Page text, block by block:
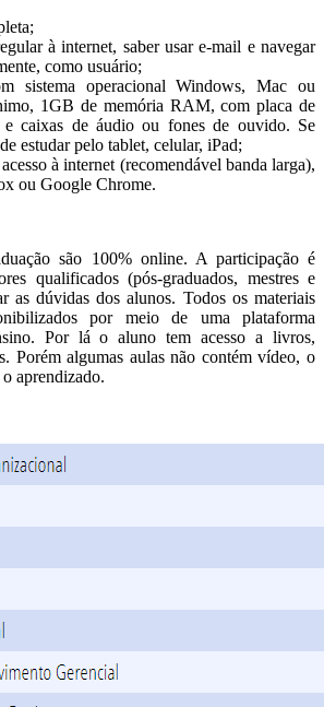
à internet, saber usar e-mail e navegar
como usuário;
sistema operacional Windows, Mac ou
1GB de memória RAM, com placa de
e caixas de áudio ou fones de ouvido. Se
estudar pelo tablet, celular, iPad;
à internet (recomendável banda larga),
ou Google Chrome.
são 100% online. A participação é
qualificados (pós-graduados, mestres e
as dúvidas dos alunos. Todos os materiais
por meio de uma plataforma
Por lá o aluno tem acesso a livros,
Porém algumas aulas não contém vídeo, o
aprendizado.